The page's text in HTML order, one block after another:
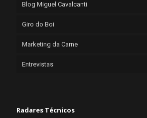
Blog Miguel Cavalcanti
Giro do Boi
Marketing da Carne
Entrevistas
Radares Técnicos